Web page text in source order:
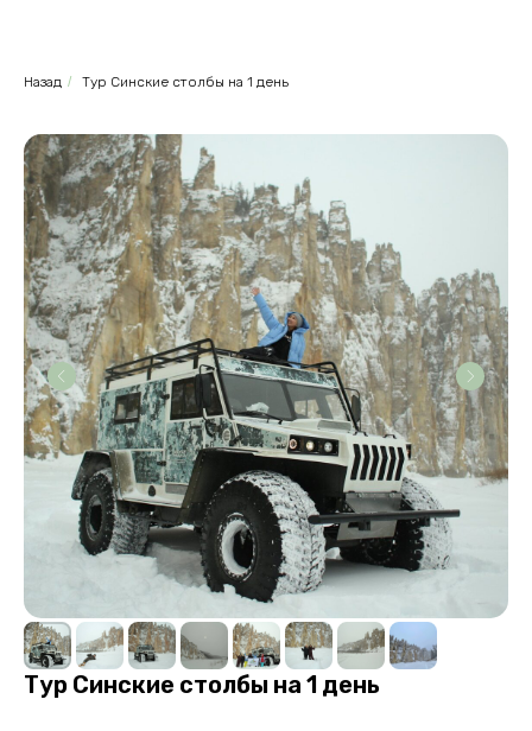
Назад / Тур Синские столбы на 1 день
Тур Синские столбы на 1 день